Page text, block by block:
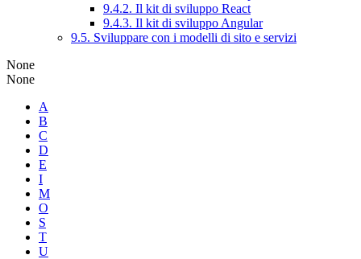
9.4.2. Il kit di sviluppo React
9.4.3. Il kit di sviluppo Angular
9.5. Sviluppare con i modelli di sito e servizi
None
None
A
B
C
D
E
I
M
O
S
T
U